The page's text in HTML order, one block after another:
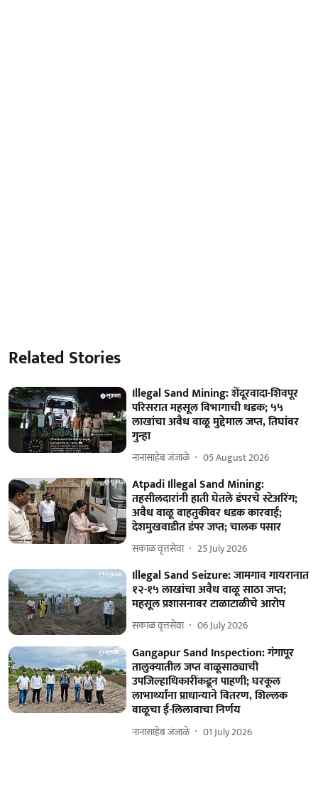
Related Stories
Illegal Sand Mining: शेंदूरवादा-शिवपूर
परिसरात महसूल विभागाची धडक; ५५
लाखांचा अवैध वाळू मुद्देमाल जप्त, तिघांवर
गुन्हा
नानासाहेब जंजाळे 05 August 2026
Atpadi Illegal Sand Mining:
तहसीलदारांनी हाती घेतले डंपरचे स्टेअरिंग;
अवैध वाळू वाहतुकीवर धडक कारवाई;
देशमुखवाडीत डंपर जप्त; चालक पसार
सकाळ वृत्तसेवा 25 July 2026
Illegal Sand Seizure: जामगाव गायरानात
१२-१५ लाखांचा अवैध वाळू साठा जप्त;
महसूल प्रशासनावर टाळाटाळीचे आरोप
सकाळ वृत्तसेवा 06 July 2026
Gangapur Sand Inspection: गंगापूर
तालुक्यातील जप्त वाळूसाठ्याची
उपजिल्हाधिकारींकडून पाहणी; घरकूल
लाभार्थ्यांना प्राधान्याने वितरण, शिल्लक
वाळूचा ई-लिलावाचा निर्णय
नानासाहेब जंजाळे 01 July 2026